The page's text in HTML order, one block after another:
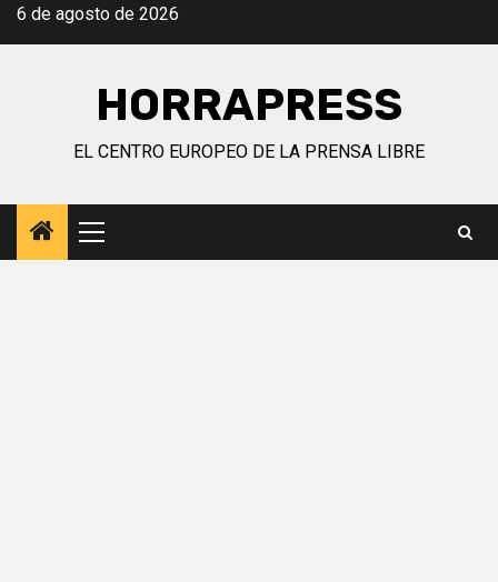
Saltar
6 de agosto de 2026
HORRAPRESS
EL CENTRO EUROPEO DE LA PRENSA LIBRE
Menú
principal